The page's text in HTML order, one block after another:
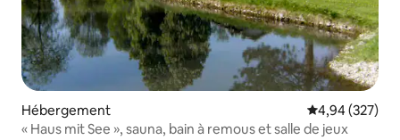
Hébergement Évaluation
4,94 (327)
« Haus mit See », sauna, bain à remous et salle de jeux